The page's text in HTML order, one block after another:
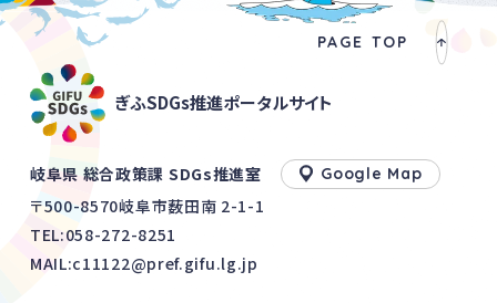
PAGE TOP
ぎふSDGs推進ポータルサイト
岐阜県 総合政策課 SDGs推進室 Google Map
〒500-8570岐阜市薮田南 2-1-1
TEL:058-272-8251
MAIL:c11122@pref.gifu.lg.jp